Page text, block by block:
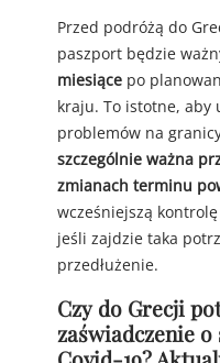
Przed podróżą do
paszport będzie
miesiące po
kraju. To istotne, aby
problemów na
szczególnie ważna
zmianach terminu
wcześniejszą
jeśli zajdzie taka
przedłużenie.
Czy do Grecji
zaświadczenie